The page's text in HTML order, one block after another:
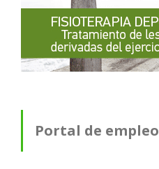
Portal de empleo